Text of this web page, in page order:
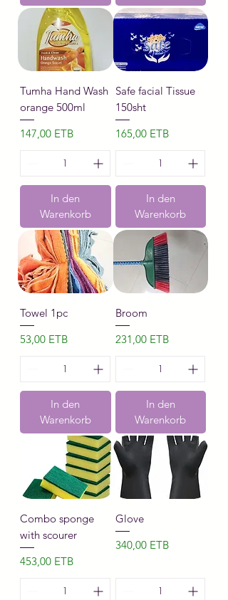
Tumha Hand Wash
orange 500ml
Preis
147,00 ETB
In den
Warenkorb
Safe facial Tissue
150sht
Preis
165,00 ETB
In den
Warenkorb
Towel 1pc
Preis
53,00 ETB
In den
Warenkorb
Broom
Preis
231,00 ETB
In den
Warenkorb
Combo sponge
with scourer
Preis
453,00 ETB
Glove
Preis
340,00 ETB